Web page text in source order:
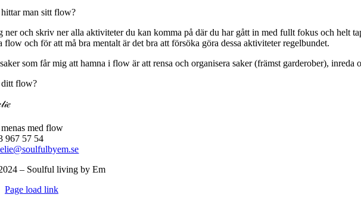
man sitt flow?
ner och skriv ner alla aktiviteter du kan komma på där du har gått in med fullt fokus och helt
flow och för att må bra mentalt är det bra att försöka göra dessa aktiviteter regelbundet.
som får mig att hamna i flow är att rensa och organisera saker (främst garderober), inreda
ditt flow?
967 57 54
– Soulful living by Em
Byt
Page load link